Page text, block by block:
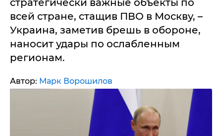
стратегически важные объекты по
всей стране, стащив ПВО в Москву, –
Украина, заметив брешь в обороне,
наносит удары по ослабленным
регионам.
Автор: Марк Ворошилов